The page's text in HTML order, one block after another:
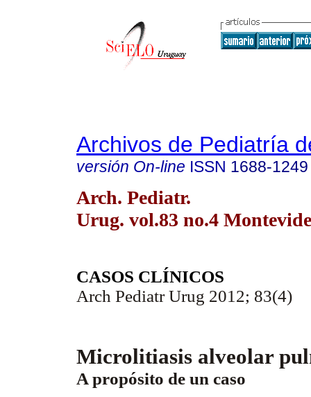
Archivos de Pediatría
versión On-line ISSN 1688-1249
Arch. Pediatr.
Urug. vol.83 no.4
CASOS CLÍNICOS
Arch Pediatr Urug 2012; 83(4)
Microlitiasis alveolar
A propósito de un caso